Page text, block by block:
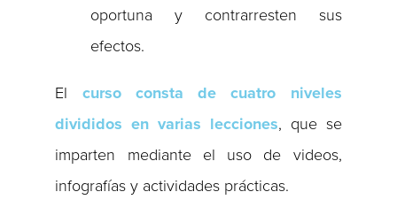
oportuna y contrarresten sus
efectos.
El curso consta de cuatro niveles
divididos en varias lecciones, que se
imparten mediante el uso de videos,
infografías y actividades prácticas.